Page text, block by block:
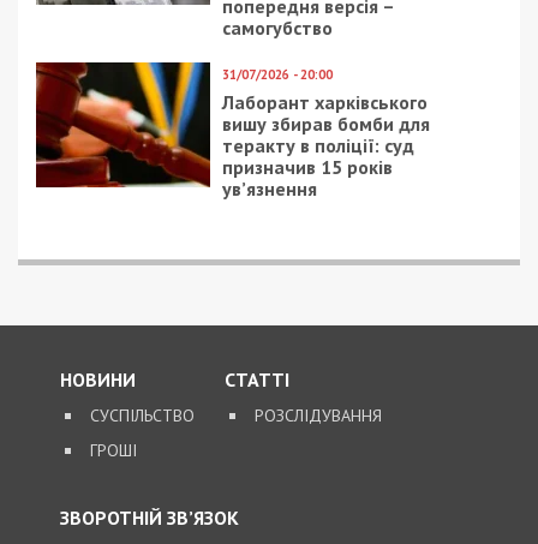
попередня версія –
самогубство
31/07/2026 - 20:00
Лаборант харківського
вишу збирав бомби для
теракту в поліції: суд
призначив 15 років
ув’язнення
НОВИНИ
СУСПІЛЬСТВО
ГРОШІ
СТАТТІ
РОЗСЛІДУВАННЯ
ЗВОРОТНІЙ ЗВ’ЯЗОК